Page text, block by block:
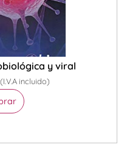
y viral
(I.V.A incluido)